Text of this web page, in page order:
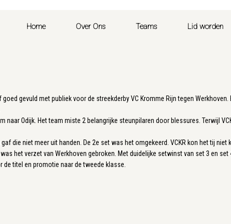
Home Over Ons Teams Lid worden
gevuld met publiek voor de streekderby VC Kromme Rijn tegen
naar Odijk. Het team miste 2 belangrijke steunpilaren door blessures. Terwijl
die niet meer uit handen. De 2e set was het omgekeerd. VCKR kon het tij niet
het verzet van Werkhoven gebroken. Met duidelijke setwinst van set 3 en
de titel en promotie naar de tweede klasse.